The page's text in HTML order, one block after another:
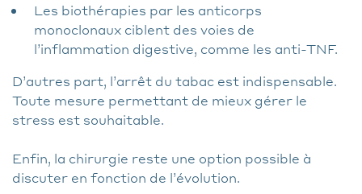
Les biothérapies par les anticorps
monoclonaux ciblent des voies de
l’inflammation digestive, comme les anti-TNF.
D’autres part, l’arrêt du tabac est indispensable.
Toute mesure permettant de mieux gérer le
stress est souhaitable.
Enfin, la chirurgie reste une option possible à
discuter en fonction de l’évolution.